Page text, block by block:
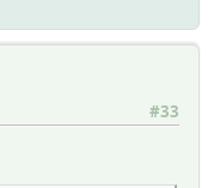
#33